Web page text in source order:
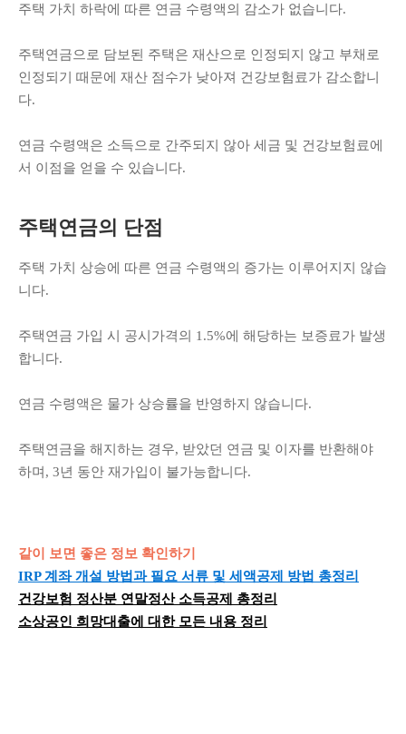
주택 가치 하락에 따른 연금 수령액의 감소가 없습니다.
주택연금으로 담보된 주택은 재산으로 인정되지 않고 부채로
인정되기 때문에 재산 점수가 낮아져 건강보험료가 감소합니
다.
연금 수령액은 소득으로 간주되지 않아 세금 및 건강보험료에
서 이점을 얻을 수 있습니다.
주택연금의 단점
주택 가치 상승에 따른 연금 수령액의 증가는 이루어지지 않습
니다.
주택연금 가입 시 공시가격의 1.5%에 해당하는 보증료가 발생
합니다.
연금 수령액은 물가 상승률을 반영하지 않습니다.
주택연금을 해지하는 경우, 받았던 연금 및 이자를 반환해야
하며, 3년 동안 재가입이 불가능합니다.
같이 보면 좋은 정보 확인하기
IRP 계좌 개설 방법과 필요 서류 및 세액공제 방법 총정리
건강보험 정산분 연말정산 소득공제 총정리
소상공인 희망대출에 대한 모든 내용 정리